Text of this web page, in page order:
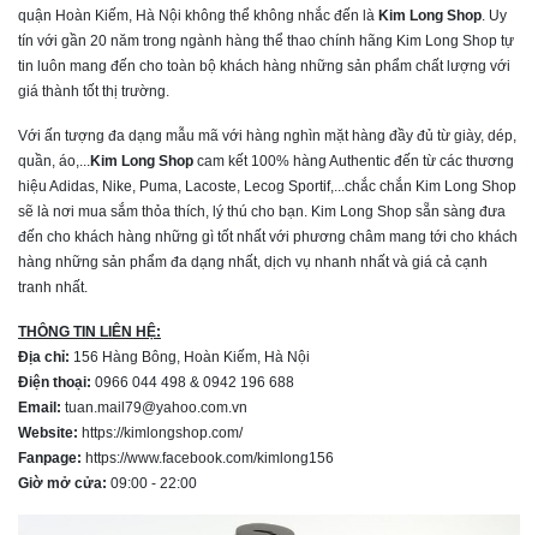
quận Hoàn Kiếm, Hà Nội không thể không nhắc đến là Kim Long Shop. Uy
tín với gần 20 năm trong ngành hàng thể thao chính hãng Kim Long Shop tự
tin luôn mang đến cho toàn bộ khách hàng những sản phẩm chất lượng với
giá thành tốt thị trường.
Với ấn tượng đa dạng mẫu mã với hàng nghìn mặt hàng đầy đủ từ giày, dép,
quần, áo,...Kim Long Shop cam kết 100% hàng Authentic đến từ các thương
hiệu Adidas, Nike, Puma, Lacoste, Lecog Sportif,...chắc chắn Kim Long Shop
sẽ là nơi mua sắm thỏa thích, lý thú cho bạn. Kim Long Shop sẵn sàng đưa
đến cho khách hàng những gì tốt nhất với phương châm mang tới cho khách
hàng những sản phẩm đa dạng nhất, dịch vụ nhanh nhất và giá cả cạnh
tranh nhất.
THÔNG TIN LIÊN HỆ:
Địa chỉ: 156 Hàng Bông, Hoàn Kiếm, Hà Nội
Điện thoại: 0966 044 498 & 0942 196 688
Email: tuan.mail79@yahoo.com.vn
Website: https://kimlongshop.com/
Fanpage: https://www.facebook.com/kimlong156
Giờ mở cửa: 09:00 - 22:00